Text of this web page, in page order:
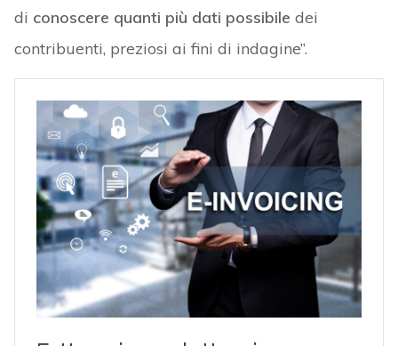
di conoscere quanti più dati possibile dei
contribuenti, preziosi ai fini di indagine”.